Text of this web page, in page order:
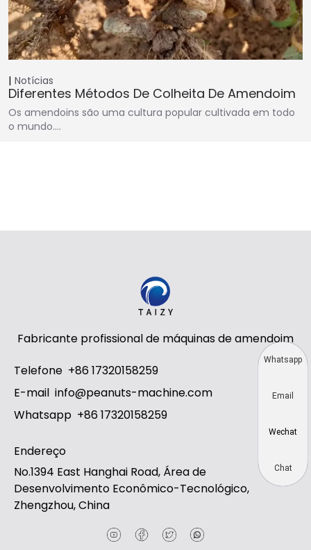
Notícias
Diferentes Métodos De Colheita De Amendoim
Os amendoins são uma cultura popular cultivada em todo
o mundo.…
Fabricante profissional de máquinas de amendoim
Telefone +86 17320158259
E-mail info@peanuts-machine.com
Whatsapp +86 17320158259
Endereço
No.1394 East Hanghai Road, Área de
Desenvolvimento Econômico-Tecnológico,
Zhengzhou, China
Whatsapp
Email
Wechat
Chat